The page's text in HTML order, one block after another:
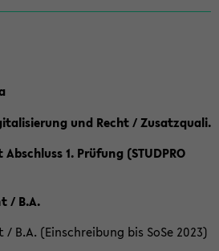
und Recht / Zusatzquali.
1. Prüfung (STUDPRO
/ B.A.
B.A. (Einschreibung bis SoSe 2023)